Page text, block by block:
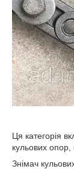
Ця категорія
кульових опор,
Знімач